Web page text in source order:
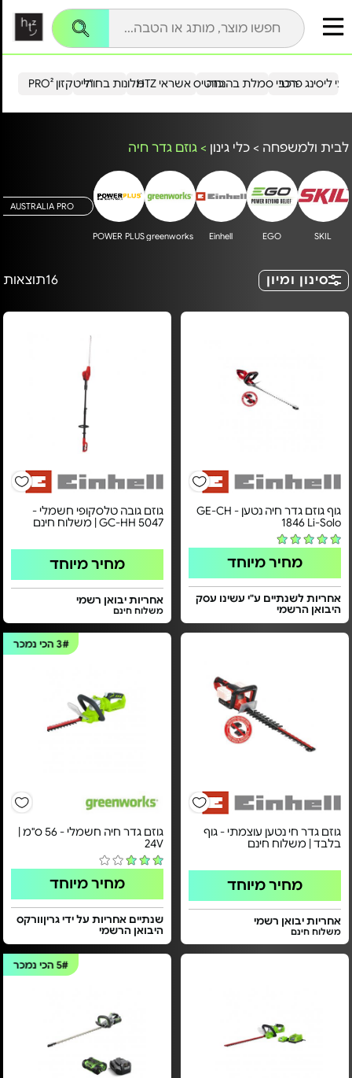
הייטקזון PRO²מלונות בחו"ל כרטיס אשראי HTZ ליסינג פרטירכבי סמלת בהנחה
לבית ולמשפחה > כלי גינון > גוזם גדר חיה
SKIL
EGO
Einhell
greenworks
POWER PLUS
AUSTRALIA PRO
סינון ומיון 16תוצאות
גוף גוזם גדר חיה נטען - GE-CH
1846 Li-Solo
מחיר מיוחד
אחריות לשנתיים ע"י עשינו עסק
היבואן הרשמי
גוזם גובה טלסקופי חשמלי -
GC-HH 5047 | משלוח חינם
מחיר מיוחד
אחריות יבואן רשמי
משלוח חינם
גוזם גדר חי נטען עוצמתי - גוף
בלבד | משלוח חינם
מחיר מיוחד
אחריות יבואן רשמי
משלוח חינם
3# הכי נמכר
גוזם גדר חיה חשמלי - ​56 ס"מ |
24V​
מחיר מיוחד
שנתיים אחריות על ידי גריןוורקס
היבואן הרשמי
5#הכי נמכר